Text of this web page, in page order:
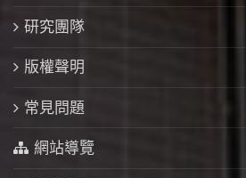
研究團隊
版權聲明
常見問題
網站導覽